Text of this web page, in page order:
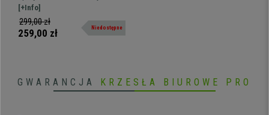
Atrakcyjny Design, Miękkie i
Ciche, Przeźroczyste
podłóg (parkiet, terakota etc.) i
każdej innej powierzchni. Nie
zostawiają zarysowań. Atrakcyjny
[+Info]
299,00 zł
259,00 zł Niedostępne
GWARANCJA KRZESŁA BIUROWE PRO